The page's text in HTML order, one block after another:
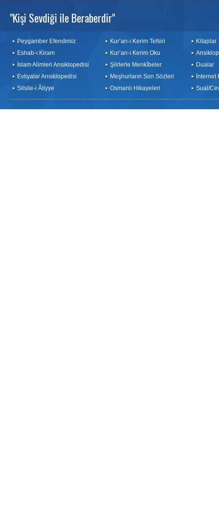
"Kişi Sevdiği ile Beraberdir"
Peygamber Efendimiz
Eshab-ı Kiram
İslam Alimleri Ansiklopedisi
Evliyalar Ansiklopedisi
Silsile-i Âliyye
Kur’an-ı Kerim Tefsiri
Kur’an-ı Kerim Oku
Şiirlerle Menkîbeler
Meşhurların Son Sözleri
Osmanlı Hikayeleri
Kitaplar
Dualar
İnternet
Sual/